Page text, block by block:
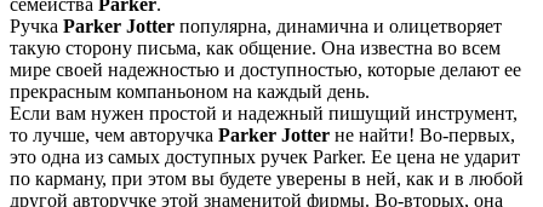
Ручка Parker Jotter популярна, динамична и олицетворяет
такую сторону письма, как общение. Она известна во всем
мире своей надежностью и доступностью, которые делают ее
прекрасным компаньоном на каждый день.
Если вам нужен простой и надежный пишущий инструмент,
то лучше, чем авторучка Parker Jotter не найти! Во-первых,
это одна из самых доступных ручек Parker. Ее цена не ударит
по карману, при этом вы будете уверены в ней, как и в любой
другой авторучке этой знаменитой фирмы. Во-вторых, она